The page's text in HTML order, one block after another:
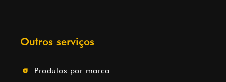
Outros serviços
Produtos por marca